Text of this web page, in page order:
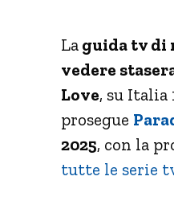
La guida tv di
vedere
Love, su Italia
prosegue
2025, con la
tutte le serie